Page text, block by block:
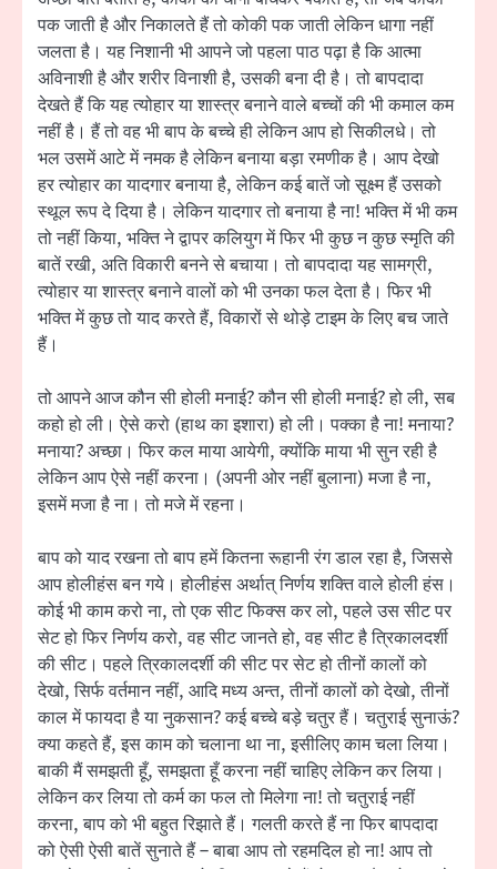
पक जाती है और निकालते हैं तो कोकी पक जाती लेकिन धागा नहीं
जलता है। यह निशानी भी आपने जो पहला पाठ पढ़ा है कि आत्मा
अविनाशी है और शरीर विनाशी है, उसकी बना दी है। तो बापदादा
देखते हैं कि यह त्योहार या शास्त्र बनाने वाले बच्चों की भी कमाल कम
नहीं है। हैं तो वह भी बाप के बच्चे ही लेकिन आप हो सिकीलधे। तो
भल उसमें आटे में नमक है लेकिन बनाया बड़ा रमणीक है। आप देखो
हर त्योहार का यादगार बनाया है, लेकिन कई बातें जो सूक्ष्म हैं उसको
स्थूल रूप दे दिया है। लेकिन यादगार तो बनाया है ना! भक्ति में भी कम
तो नहीं किया, भक्ति ने द्वापर कलियुग में फिर भी कुछ न कुछ स्मृति की
बातें रखी, अति विकारी बनने से बचाया। तो बापदादा यह सामग्री,
त्योहार या शास्त्र बनाने वालों को भी उनका फल देता है। फिर भी
भक्ति में कुछ तो याद करते हैं, विकारों से थोड़े टाइम के लिए बच जाते
हैं।
तो आपने आज कौन सी होली मनाई? कौन सी होली मनाई? हो ली, सब
कहो हो ली। ऐसे करो (हाथ का इशारा) हो ली। पक्का है ना! मनाया?
मनाया? अच्छा। फिर कल माया आयेगी, क्योंकि माया भी सुन रही है
लेकिन आप ऐसे नहीं करना। (अपनी ओर नहीं बुलाना) मजा है ना,
इसमें मजा है ना। तो मजे में रहना।
बाप को याद रखना तो बाप हमें कितना रूहानी रंग डाल रहा है, जिससे
आप होलीहंस बन गये। होलीहंस अर्थात् निर्णय शक्ति वाले होली हंस।
कोई भी काम करो ना, तो एक सीट फिक्स कर लो, पहले उस सीट पर
सेट हो फिर निर्णय करो, वह सीट जानते हो, वह सीट है त्रिकालदर्शी
की सीट। पहले त्रिकालदर्शी की सीट पर सेट हो तीनों कालों को
देखो, सिर्फ वर्तमान नहीं, आदि मध्य अन्त, तीनों कालों को देखो, तीनों
काल में फायदा है या नुकसान? कई बच्चे बड़े चतुर हैं। चतुराई सुनाऊं?
क्या कहते हैं, इस काम को चलाना था ना, इसीलिए काम चला लिया।
बाकी मैं समझती हूँ, समझता हूँ करना नहीं चाहिए लेकिन कर लिया।
लेकिन कर लिया तो कर्म का फल तो मिलेगा ना! तो चतुराई नहीं
करना, बाप को भी बहुत रिझाते हैं। गलती करते हैं ना फिर बापदादा
को ऐसी ऐसी बातें सुनाते हैं – बाबा आप तो रहमदिल हो ना! आप तो